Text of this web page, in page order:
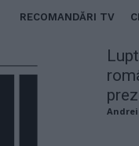
RECOMANDĂRI TV